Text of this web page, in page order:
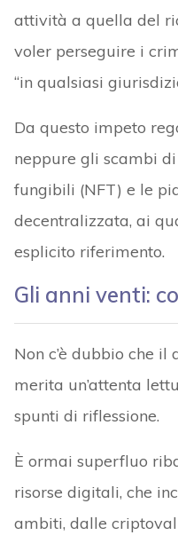
attività a quella del
voler perseguire i
“in qualsiasi
Da questo impeto
neppure gli scambi
fungibili (NFT) e le
decentralizzata, ai
esplicito riferimento.
Gli anni venti:
Non c’è dubbio che il
merita un’attenta
spunti di riflessione.
È ormai superfluo
risorse digitali, che
ambiti, dalle